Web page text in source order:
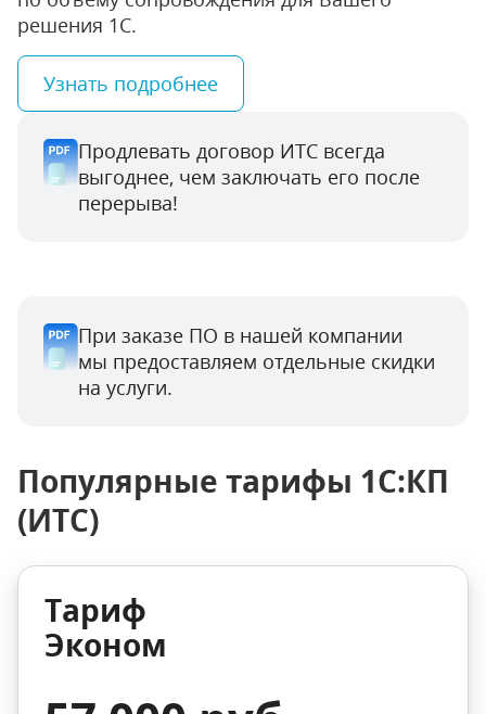
решения 1С.
Узнать подробнее
Продлевать договор ИТС всегда
выгоднее, чем заключать его после
перерыва!
При заказе ПО в нашей компании
мы предоставляем отдельные скидки
на услуги.
Популярные тарифы 1С:КП
(ИТС)
Тариф
Эконом